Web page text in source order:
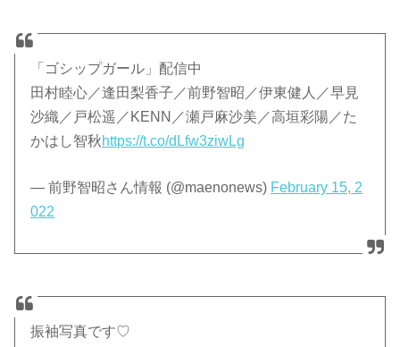
「ゴシップガール」配信中
田村睦心／逢田梨香子／前野智昭／伊東健人／早見
沙織／戸松遥／KENN／瀬戸麻沙美／高垣彩陽／た
かはし智秋https://t.co/dLfw3ziwLg
— 前野智昭さん情報 (@maenonews) February 15, 2
022
振袖写真です♡